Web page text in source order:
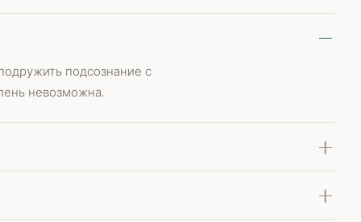
подсознание с
невозможна.